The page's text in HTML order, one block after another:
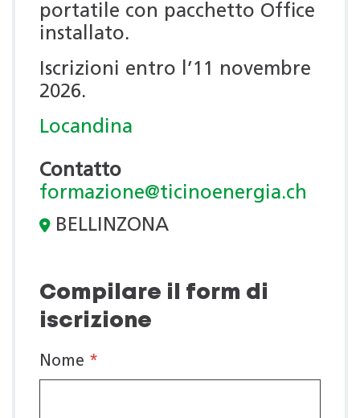
portatile con pacchetto Office
installato.
Iscrizioni entro l’11 novembre
2026.
Locandina
Contatto
formazione@ticinoenergia.ch
BELLINZONA
Compilare il form di
iscrizione
Nome *